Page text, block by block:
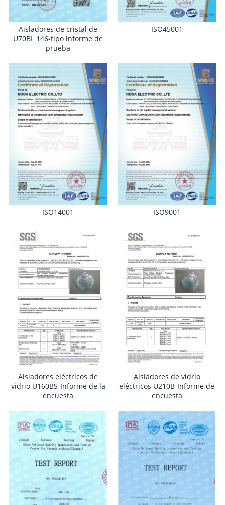
Aisladores de cristal de
U70BL 146-tipo informe de
prueba
ISO45001
ISO14001 ISO9001
Aisladores eléctricos de
vidrio U160BS-Informe de la
encuesta
Aisladores de vidrio
eléctricos U210B-Informe de
encuesta